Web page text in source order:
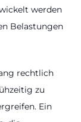
werden
Belastungen
rechtlich
zu
Ein